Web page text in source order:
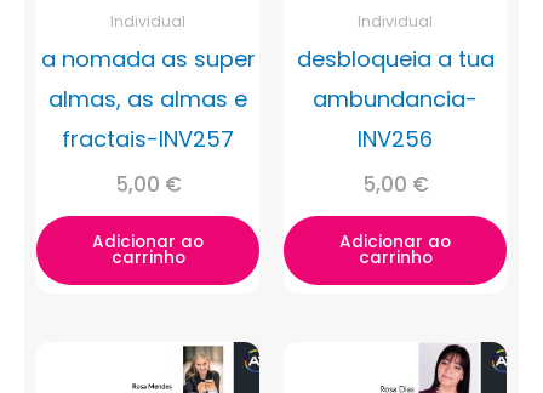
Individual
a nomada as super
almas, as almas e
fractais-INV257
5,00 €
Adicionar ao
carrinho
Individual
desbloqueia a tua
ambundancia-
INV256
5,00 €
Adicionar ao
carrinho